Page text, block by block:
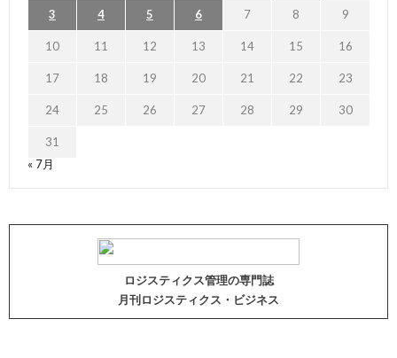
3 4 5 6 7 8 9
10 11 12 13 14 15 16
17 18 19 20 21 22 23
24 25 26 27 28 29 30
31
« 7月
ロジスティクス管理の専門誌
月刊ロジスティクス・ビジネス